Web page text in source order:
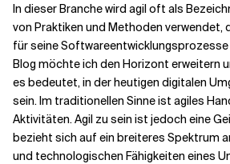
In dieser Branche wird agil oft als
von Praktiken und Methoden verwendet,
für seine Softwareentwicklungsprozesse
Blog möchte ich den Horizont erweitern
es bedeutet, in der heutigen digitalen
sein. Im traditionellen Sinne ist agiles
Aktivitäten. Agil zu sein ist jedoch eine
bezieht sich auf ein breiteres Spektrum
und technologischen Fähigkeiten eines